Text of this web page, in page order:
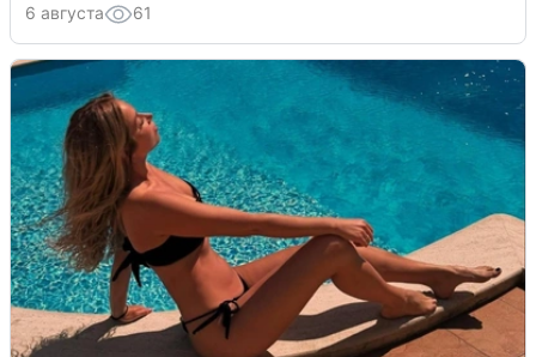
6 августа 61